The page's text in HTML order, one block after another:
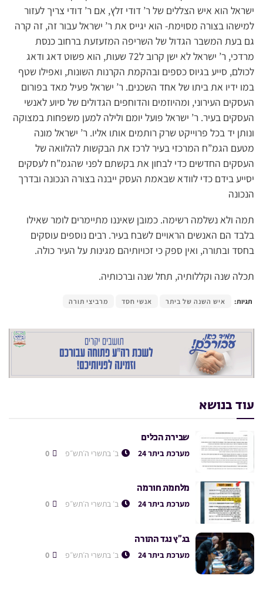
ישראל הוא איש הצללים של ר’ דודי זלץ, אם ר’ דודי צריך לעזור
למישהו בצורה מסוימת- הוא יגייס את ר’ ישראל עבור זה, זה קרה
גם בעת המשבר הגדול של השריפה המזעזעת ברחוב כנסת
מרדכי, ר’ ישראל לא ישן קרוב ל72 שעות, הוא פשוט דאג ודאג
לכולם, סייע בגיוס כספים ובהקמת הקרנות השונות, ואפילו שטף
במו ידיו את ביתו של אחד השכנים. ר’ ישראל פעיל מאד בפורום
העסקים העירוני, ומהיוזמים והדוחפים הגדולים של סיוע לאנשי
העסקים בעיר. ר’ ישראל פועל יומם ולילה למען משפחות במצוקה
ונותן יד בכל פרוייקט שרק רותמים אותו אליו. ר’ ישראל מונה
מטעם הגמ”ח המרכזי בעיר לרכז את הבקשות להלוואה של
העסקים החדשים כדי לבחון את בקשתם לפני שהגמ”ח לעסקים
יסייע בידם כדי לוודא שבאמת העסק ייבנה בצורה הנכונה ובדרך
הנכונה
תמה ולא נשלמה רשימה. כמובן שאיננו מתיימרים לומר שאילו
בלבד הם האנשים הראויים לשבח בעיר. רבים נוספים עוסקים
בחסד ובתורה, ואין ספק כי זכויותיהם מגינות על העיר כולה.
תכלה שנה וקללותיה, תחל שנה וברכותיה.
תגיות: איש השנה של ביתר אנשי חסד מרביצי תורה
עוד בנושא
שבירת הכלים
מערכת ביתר 24 ב׳ בתשרי ה׳תש״פ
מלחמת חורמה
מערכת ביתר 24 ב׳ בתשרי ה׳תש״פ
בג”ץ נגד התורה
מערכת ביתר 24 ב׳ בתשרי ה׳תש״פ